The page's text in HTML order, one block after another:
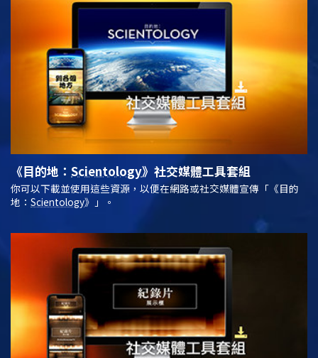
《目的地： Scientology》 社交媒體工具套組
你可以下載並使用這些資源，以便在網路或社交媒體宣傳「《目的
地： Scientology》」。